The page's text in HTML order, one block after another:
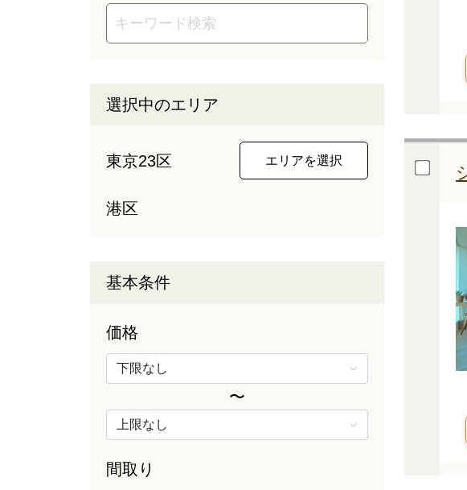
選択中のエリア
東京23区 エリアを選択
港区
基本条件
価格
〜
間取り